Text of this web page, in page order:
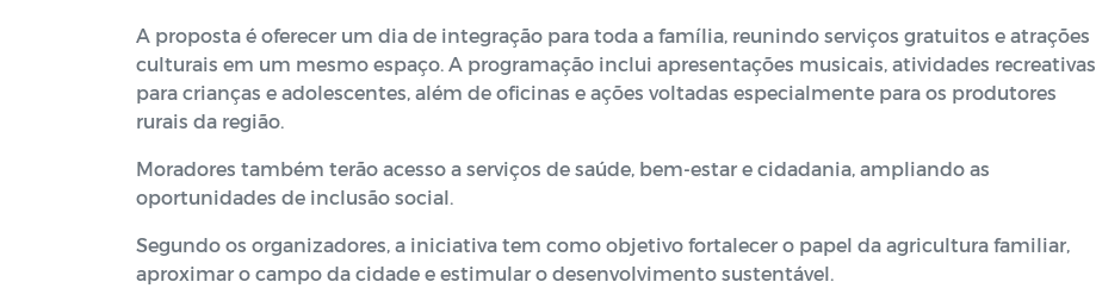
A proposta é oferecer um dia de integração para toda a família, reunindo serviços gratuitos e atrações
culturais em um mesmo espaço. A programação inclui apresentações musicais, atividades recreativas
para crianças e adolescentes, além de oficinas e ações voltadas especialmente para os produtores
rurais da região.
Moradores também terão acesso a serviços de saúde, bem-estar e cidadania, ampliando as
oportunidades de inclusão social.
Segundo os organizadores, a iniciativa tem como objetivo fortalecer o papel da agricultura familiar,
aproximar o campo da cidade e estimular o desenvolvimento sustentável.